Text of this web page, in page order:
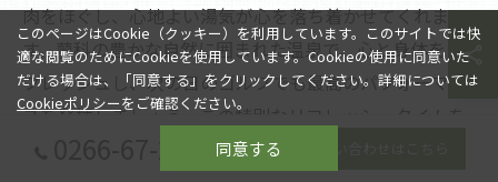
肉をほぐし、心地よい湯気が心を落ち着かせてくれま
す。蓼科の豊かな自然に囲まれた温泉で、心と身体をリ
フレッシュし、次の日のゴルフでも最高のパフォーマン
スを発揮しましょう。この特別なリフレッシュタイムを
体験することで、蓼科がもたらす自然の恩恵を感じつ
このページはCookie（クッキー）を利用しています。このサイトでは快
適な閲覧のためにCookieを使用しています。Cookieの使用に同意いた
だける場合は、「同意する」をクリックしてください。詳細については
Cookieポリシーをご確認ください。
同意する